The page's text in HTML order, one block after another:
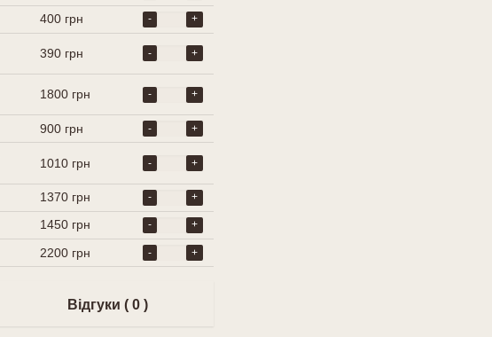
400 грн - +
390 грн - +
1800 грн - +
900 грн - +
1010 грн - +
1370 грн - +
1450 грн - +
2200 грн - +
Відгуки ( 0 )